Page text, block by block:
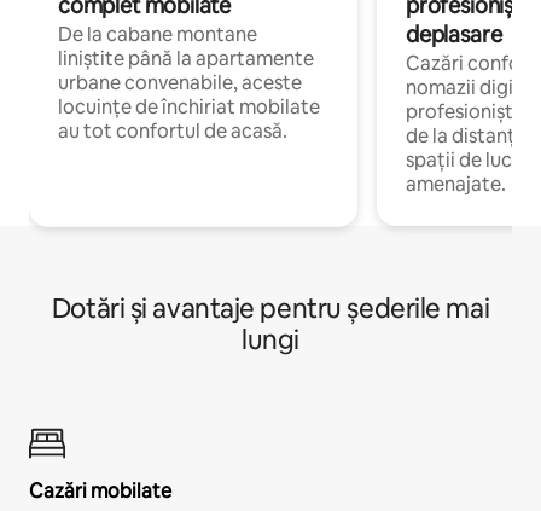
complet mobilate
De la cabane montane
liniștite până la apartamente
urbane convenabile, aceste
locuințe de închiriat mobilate
au tot confortul de acasă.
profesioniștii
deplasare
Cazări
nomazii
profesioniștii
de la distanță,
spații de lucru
amenajate.
Dotări și avantaje pentru șederile mai
lungi
Cazări mobilate